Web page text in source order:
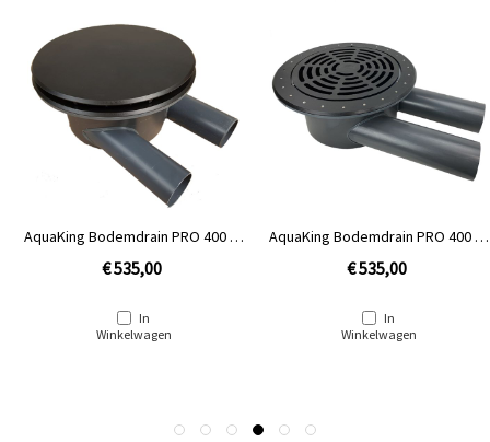
AquaKing Bodemdrain PRO 400 | 2
€ 535,00
In
Winkelwagen
AquaKing Bodemdrain PRO 400 | 2
€ 535,00
In
Winkelwagen